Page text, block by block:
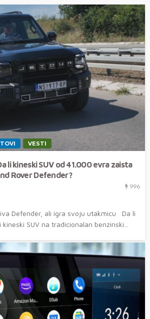
VESTI
li kineski SUV od 41.000 evra zaista
Rover Defender?
996
Defender, ali igra svoju utakmicu Da li
SUV na tradicionalan benzinski...